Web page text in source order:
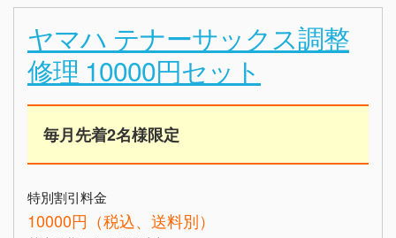
ヤマハ テナーサックス調整
修理 10000円セット
毎月先着2名様限定
特別割引料金
10000円（税込、送料別）